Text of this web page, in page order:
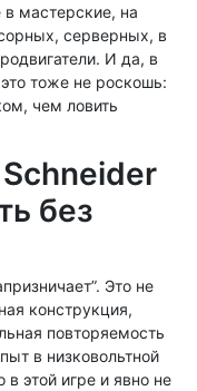
в мастерские, на
серверных, в
И да, в
тоже не роскошь:
чем ловить
без
Это не
конструкция,
повторяемость
в низковольтной
этой игре и явно не